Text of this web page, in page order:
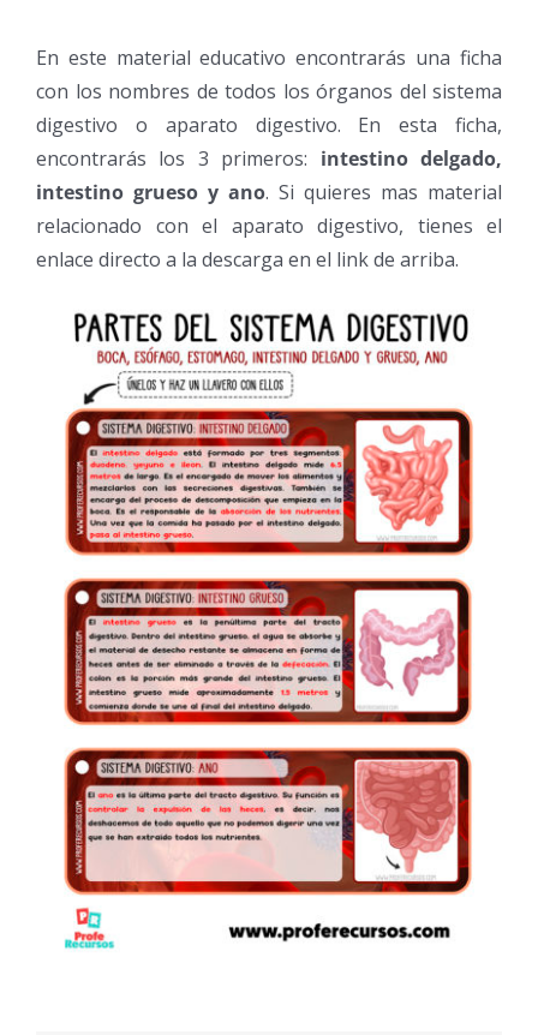
En este material educativo encontrarás una ficha
con los nombres de todos los órganos del sistema
digestivo o aparato digestivo. En esta ficha,
encontrarás los 3 primeros: intestino delgado,
intestino grueso y ano. Si quieres mas material
relacionado con el aparato digestivo, tienes el
enlace directo a la descarga en el link de arriba.